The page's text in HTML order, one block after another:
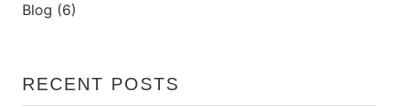
Blog (6)
RECENT POSTS